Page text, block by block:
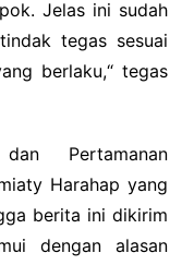
Jelas ini sudah
tegas sesuai
berlaku,“ tegas
Pertamanan
Harahap yang
berita ini dikirim
dengan alasan